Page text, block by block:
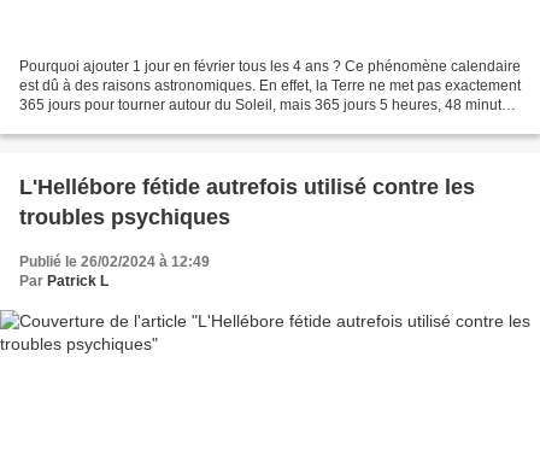
Pourquoi ajouter 1 jour en février tous les 4 ans ? Ce phénomène calendaire
est dû à des raisons astronomiques. En effet, la Terre ne met pas exactement
365 jours pour tourner autour du Soleil, mais 365 jours 5 heures, 48 minutes
L'Hellébore fétide autrefois utilisé contre les
troubles psychiques
Publié le 26/02/2024 à 12:49
Par Patrick L